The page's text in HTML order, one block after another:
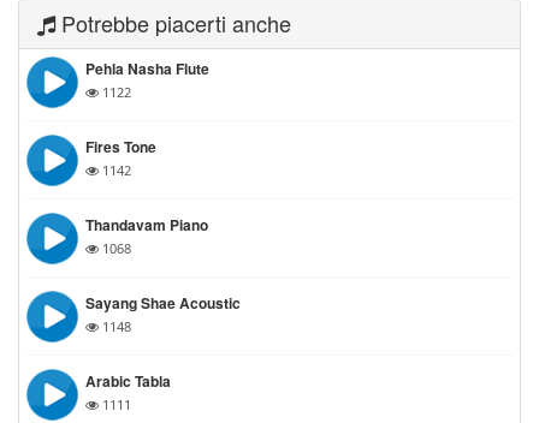
Potrebbe piacerti anche
Pehla Nasha Flute
1122
Fires Tone
1142
Thandavam Piano
1068
Sayang Shae Acoustic
1148
Arabic Tabla
1111